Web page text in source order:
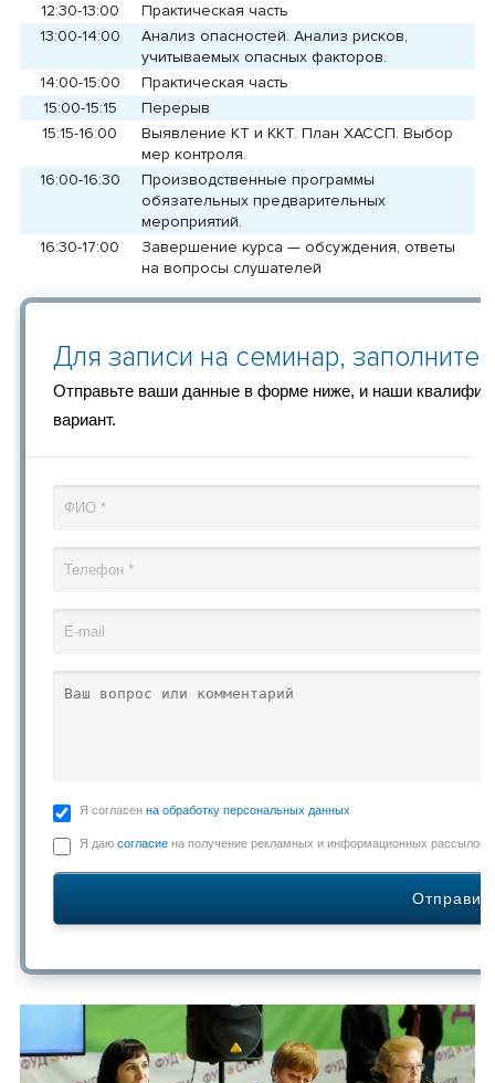
12:30-13:00
Практическая часть
13:00-14:00
Анализ опасностей. Анализ рисков,
учитываемых опасных факторов.
14:00-15:00
Практическая часть
15:00-15:15
Перерыв
15:15-16:00
Выявление КТ и ККТ. План ХАССП. Выбор
мер контроля.
16:00-16:30
Производственные программы
обязательных предварительных
мероприятий.
16:30-17:00
Завершение курса — обсуждения, ответы
на вопросы слушателей
Для записи на семинар, заполните
Отправьте ваши данные в форме ниже, и наши
вариант.
Я согласен на обработку персональных данных
Я даю согласие на получение рекламных и информационных рассылок